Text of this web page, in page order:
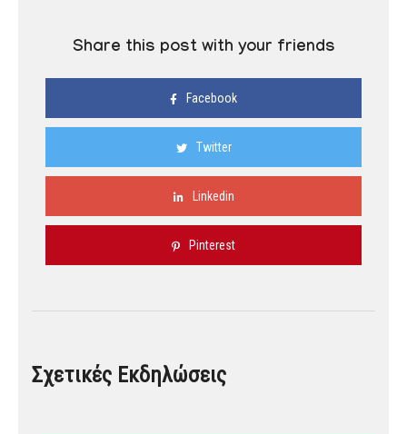
Share this post with your friends
Facebook
Twitter
Linkedin
Pinterest
Σχετικές Εκδηλώσεις